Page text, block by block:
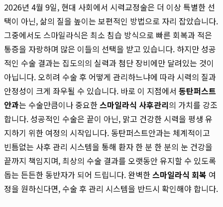
2026년 4월 9일, 현대 사회에서 시력교정술은 더 이상 특별한 선
택이 아닌, 삶의 질을 높이는 보편적인 방법으로 자리 잡았습니다.
그중에서도 스마일라식은 최소 침습 방식으로 빠른 회복과 적은
통증을 자랑하며 많은 이들의 선택을 받고 있습니다. 하지만 성공
적인 수술 결과는 집도의의 실력과 첨단 장비에만 달려있는 것이
아닙니다. 오히려 수술 후 어떻게 관리하느냐에 따라 시력의 질과
안정성이 크게 좌우될 수 있습니다. 바로 이 지점에서 동탄퍼스트
안과는 수술만큼이나 중요한스마일라식 사후관리의 가치를 강조
합니다. 성공적인 수술은 끝이 아닌, 맑고 건강한 시력을 평생 유
지하기 위한 여정의 시작입니다. 동탄퍼스트안과는 체계적이고
빈틈없는 사후 관리 시스템을 통해 환자 한 분 한 분의 눈 건강을
끝까지 책임지며, 최상의 수술 결과를 오랫동안 유지할 수 있도록
돕는 든든한 동반자가 되어 드립니다. 완벽한스마일라식 회복 여
정을 원하신다면, 수술 후 관리 시스템을 반드시 확인해야 합니다.